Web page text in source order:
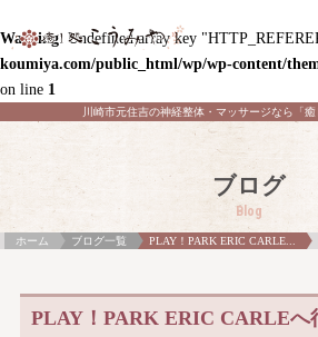
Warning: Undefined array key
koumiya.com/public_html/wp/wp-content/
on line 1
川崎市元住吉の神経整体・マッサージなら「癒
ブログ
Blog
ホーム ブログ一覧 PLAY！PARK ERIC CARLE...
PLAY！PARK ERIC CARLEへ